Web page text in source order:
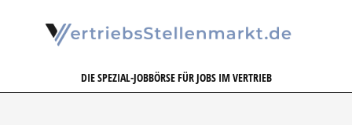
DIE SPEZIAL-JOBBÖRSE FÜR JOBS IM VERTRIEB